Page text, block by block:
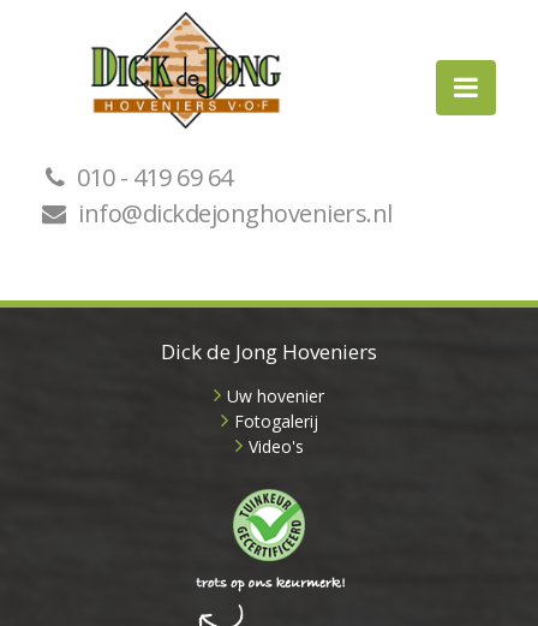
010 - 419 69 64
info@dickdejonghoveniers.nl
Dick de Jong Hoveniers
Uw hovenier
Fotogalerij
Video's